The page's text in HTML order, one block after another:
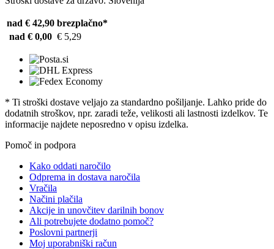
nad € 42,90 brezplačno*
nad € 0,00 € 5,29
* Ti stroški dostave veljajo za standardno pošiljanje. Lahko pride do
dodatnih stroškov, npr. zaradi teže, velikosti ali lastnosti izdelkov. Te
informacije najdete neposredno v opisu izdelka.
Pomoč in podpora
Kako oddati naročilo
Odprema in dostava naročila
Vračila
Načini plačila
Akcije in unovčitev darilnih bonov
Ali potrebujete dodatno pomoč?
Poslovni partnerji
Moj uporabniški račun